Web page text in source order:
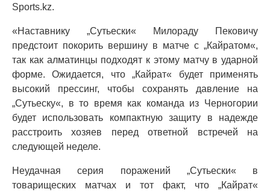
Sports.kz.
«Наставнику „Сутьески« Милораду Пековичу
предстоит покорить вершину в матче с „Кайратом«,
так как алматинцы подходят к этому матчу в ударной
форме. Ожидается, что „Кайрат« будет применять
высокий прессинг, чтобы сохранять давление на
„Сутьеску«, в то время как команда из Черногории
будет использовать компактную защиту в надежде
расстроить хозяев перед ответной встречей на
следующей неделе.
Неудачная серия поражений „Сутьески« в
товарищеских матчах и тот факт, что „Кайрат«